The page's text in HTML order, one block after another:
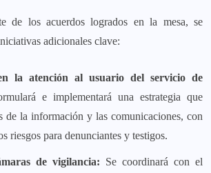
de los acuerdos logrados en la mesa, se
adicionales clave:
la atención al usuario del servicio de
e implementará una estrategia que
de la información y las comunicaciones, con
riesgos para denunciantes y testigos.
de vigilancia: Se coordinará con el